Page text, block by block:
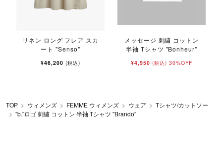
リネン ロング フレア スカ
ート "Senso"
¥46,200 (税込)
メッセージ 刺繍 コットン
半袖 Tシャツ "Bonheur"
¥4,950 (税込) 30%OFF
TOP ウィメンズ FEMME ウィメンズ ウェア
Tシャツ/カットソー
"b."ロゴ 刺繍 コットン 半袖 Tシャツ "Brando"